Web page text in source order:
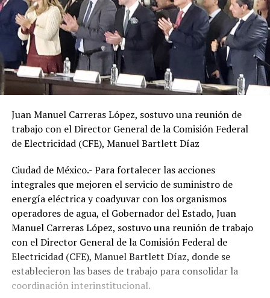
Juan Manuel Carreras López, sostuvo una reunión de
trabajo con el Director General de la Comisión Federal
de Electricidad (CFE), Manuel Bartlett Díaz
Ciudad de México.- Para fortalecer las acciones
integrales que mejoren el servicio de suministro de
energía eléctrica y coadyuvar con los organismos
operadores de agua, el Gobernador del Estado, Juan
Manuel Carreras López, sostuvo una reunión de trabajo
con el Director General de la Comisión Federal de
Electricidad (CFE), Manuel Bartlett Díaz, donde se
establecieron las bases de trabajo para consolidar la
coordinación interinstitucional.